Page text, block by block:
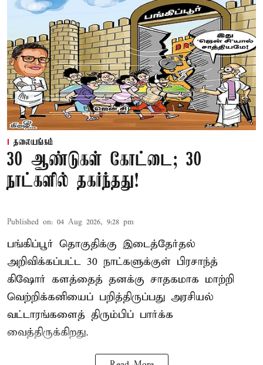
தலையங்கம்
30 ஆண்டுகள் கோட்டை; 30
நாட்களில் தகர்ந்தது!
Published on: 04 Aug 2026, 9:28 pm
பங்கிப்பூர் தொகுதிக்கு இடைத்தேர்தல்
அறிவிக்கப்பட்ட 30 நாட்களுக்குள் பிரசாந்த்
கிஷோர் களத்தைத் தனக்கு சாதகமாக மாற்றி
வெற்றிக்கனியைப் பறித்திருப்பது அரசியல்
வட்டாரங்களைத் திரும்பிப் பார்க்க
வைத்திருக்கிறது.